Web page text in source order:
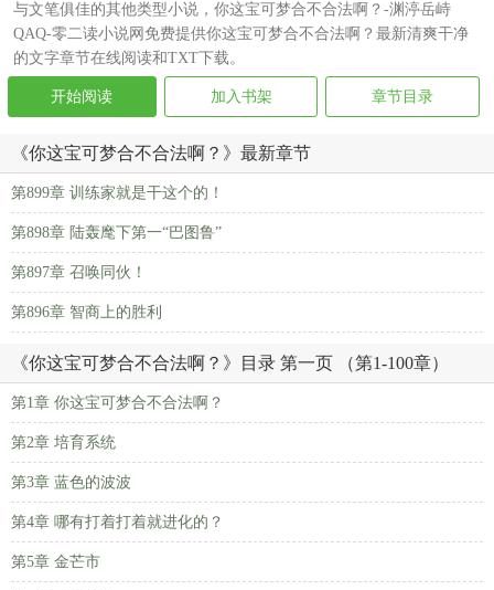
与文笔俱佳的其他类型小说，你这宝可梦合不合法啊？-渊渟岳峙
QAQ-零二读小说网免费提供你这宝可梦合不合法啊？最新清爽干净
的文字章节在线阅读和TXT下载。
开始阅读 加入书架 章节目录
《你这宝可梦合不合法啊？》最新章节
第899章 训练家就是干这个的！
第898章 陆轰麾下第一“巴图鲁”
第897章 召唤同伙！
第896章 智商上的胜利
《你这宝可梦合不合法啊？》目录 第一页 （第1-100章）
第1章 你这宝可梦合不合法啊？
第2章 培育系统
第3章 蓝色的波波
第4章 哪有打着打着就进化的？
第5章 金芒市